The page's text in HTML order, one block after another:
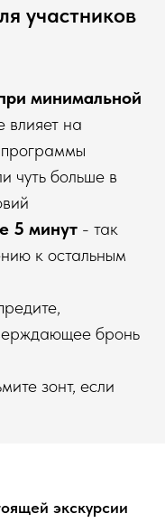
участников
минимальной
влияет на
чуть больше в
5 минут - так
к остальным
бронь
зонт, если
экскурсии